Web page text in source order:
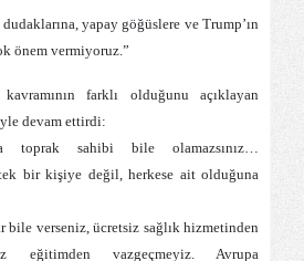
yapay göğüslere ve Trump’ın
önem vermiyoruz.”
farklı olduğunu açıklayan
devam ettirdi:
toprak sahibi bile olamazsınız…
bir kişiye değil, herkese ait olduğuna
bile verseniz, ücretsiz sağlık hizmetinden
eğitimden vazgeçmeyiz. Avrupa